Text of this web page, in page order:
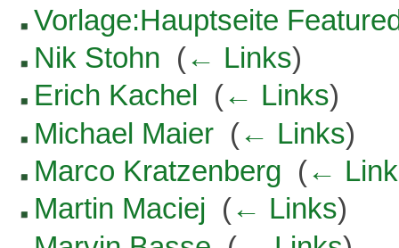
Vorlage:Hauptseite
Nik Stohn (← Links)
Erich Kachel
(← Links)
Michael Maier (← Links)
Marco Kratzenberg (←
Martin Maciej (← Links)